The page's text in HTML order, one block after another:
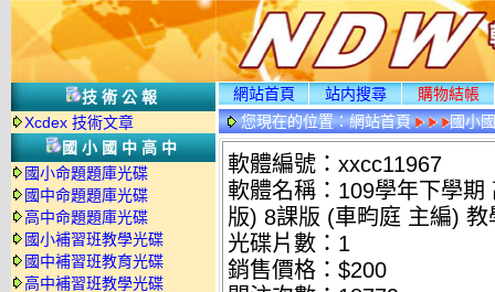
技術公報
Xcdex 技術文章
國小國中高中
國小命題題庫光碟
國中命題題庫光碟
高中命題題庫光碟
國小補習班教學光碟
國中補習班教育光碟
高中補習班教學光碟
網站首頁 站内搜尋
購物結帳
您現在的位置：網站首頁 國小
軟體編號：xxcc11967
軟體名稱：109學年下學
版) 8課版 (車畇庭 主編) 教
光碟片數：1
銷售價格：$200